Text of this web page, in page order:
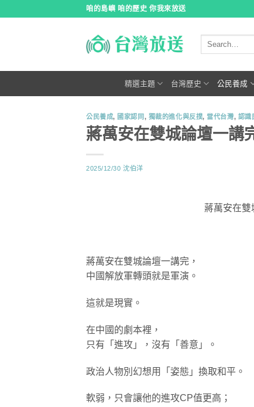
咱的島嶼 咱的歷史 你我來放送
精選主題 台灣歷史 公民養成
公民養成, 國家認同, 獨裁的進化與反撲, 當代台灣, 認識
蔣萬安在雙城論壇一講
2025/12/30 沈伯洋
蔣萬安在雙
蔣萬安在雙城論壇一講完，
中國解放軍轉頭就是軍演。
這就是現實。
在中國的劇本裡，
只有「進攻」，沒有「善意」。
政治人物別幻想用「姿態」換取和平。
軟弱，只會讓他的進攻CP值更高；